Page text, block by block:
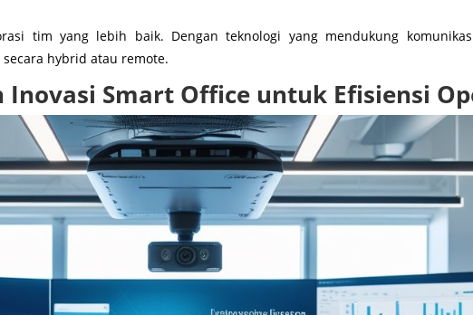
tim yang lebih baik. Dengan teknologi yang mendukung
hybrid atau remote.
Smart Office untuk Efisiensi